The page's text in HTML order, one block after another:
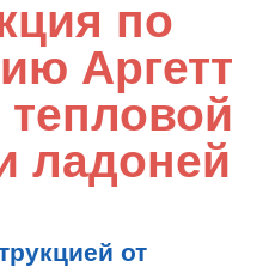
по
Аргетт
ладоней
от